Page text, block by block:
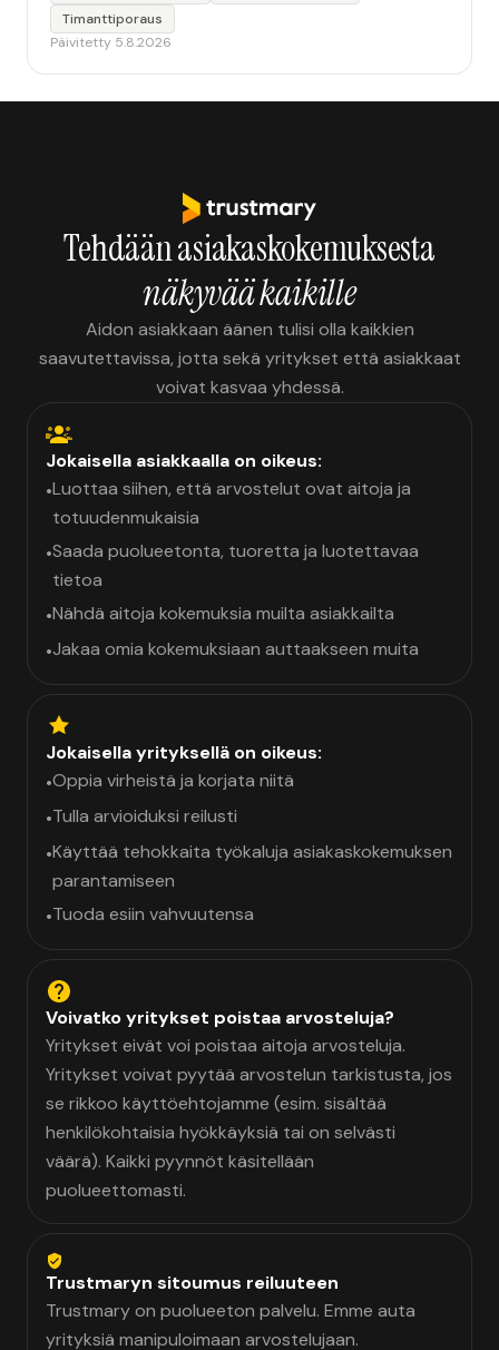
Timanttiporaus
Päivitetty 5.8.2026
Tehdään asiakaskokemuksesta
näkyvää kaikille
Aidon asiakkaan äänen tulisi olla kaikkien
saavutettavissa, jotta sekä yritykset että asiakkaat
voivat kasvaa yhdessä.
Jokaisella asiakkaalla on oikeus:
•Luottaa siihen, että arvostelut ovat aitoja ja
totuudenmukaisia
•Saada puolueetonta, tuoretta ja luotettavaa
tietoa
•Nähdä aitoja kokemuksia muilta asiakkailta
•Jakaa omia kokemuksiaan auttaakseen muita
Jokaisella yrityksellä on oikeus:
•Oppia virheistä ja korjata niitä
•Tulla arvioiduksi reilusti
•Käyttää tehokkaita työkaluja asiakaskokemuksen
parantamiseen
•Tuoda esiin vahvuutensa
Voivatko yritykset poistaa arvosteluja?
Yritykset eivät voi poistaa aitoja arvosteluja.
Yritykset voivat pyytää arvostelun tarkistusta, jos
se rikkoo käyttöehtojamme (esim. sisältää
henkilökohtaisia hyökkäyksiä tai on selvästi
väärä). Kaikki pyynnöt käsitellään
puolueettomasti.
Trustmaryn sitoumus reiluuteen
Trustmary on puolueeton palvelu. Emme auta
yrityksiä manipuloimaan arvostelujaan.